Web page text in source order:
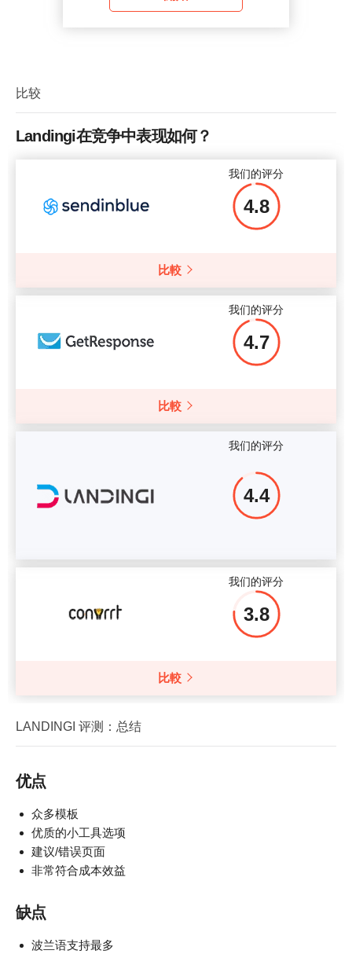
比较
Landingi在竞争中表现如何？
我们的评分
4.8
比較
我们的评分
4.7
比較
我们的评分
4.4
我们的评分
3.8
比較
LANDINGI 评测：总结
优点
众多模板
优质的小工具选项
建议/错误页面
非常符合成本效益
缺点
波兰语支持最多